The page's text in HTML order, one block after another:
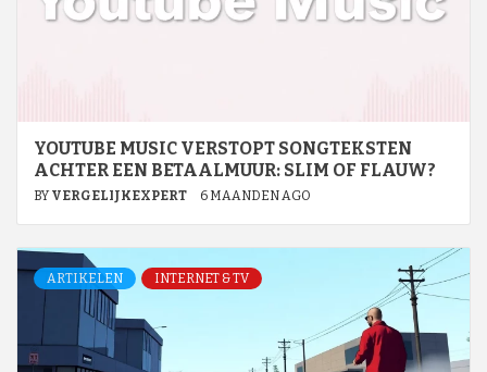
YOUTUBE MUSIC VERSTOPT SONGTEKSTEN
ACHTER EEN BETAALMUUR: SLIM OF FLAUW?
BY VERGELIJKEXPERT 6 MAANDEN AGO
ARTIKELEN INTERNET & TV